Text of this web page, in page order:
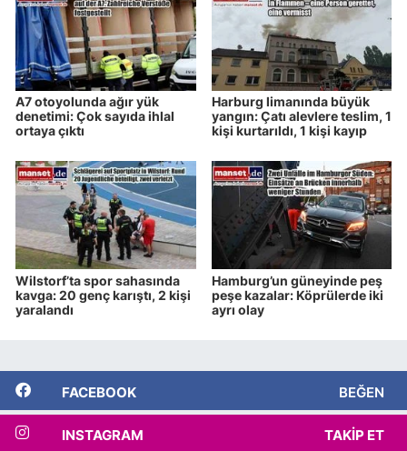
A7 otoyolunda ağır yük
denetimi: Çok sayıda ihlal
ortaya çıktı
Harburg limanında büyük
yangın: Çatı alevlere teslim, 1
kişi kurtarıldı, 1 kişi kayıp
Wilstorf’ta spor sahasında
kavga: 20 genç karıştı, 2 kişi
yaralandı
Hamburg’un güneyinde peş
peşe kazalar: Köprülerde iki
ayrı olay
FACEBOOK BEĞEN
INSTAGRAM TAKIP ET